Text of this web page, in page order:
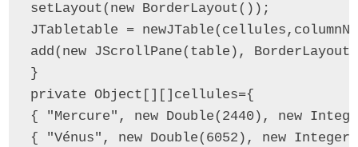
setLayout(new BorderLayout());
JTabletable =
add(new JScrollPane(table),
}
private Object[][]cellules={
{ "Mercure", new Double(2440), new
{ "Vénus", new Double(6052), new